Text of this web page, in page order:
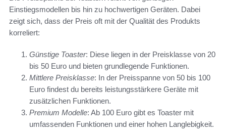
Einstiegsmodellen bis hin zu hochwertigen Geräten. Dabei
zeigt sich, dass der Preis oft mit der Qualität des Produkts
korreliert:
Günstige Toaster: Diese liegen in der Preisklasse von 20
bis 50 Euro und bieten grundlegende Funktionen.
Mittlere Preisklasse: In der Preisspanne von 50 bis 100
Euro findest du bereits leistungsstärkere Geräte mit
zusätzlichen Funktionen.
Premium Modelle: Ab 100 Euro gibt es Toaster mit
umfassenden Funktionen und einer hohen Langlebigkeit.